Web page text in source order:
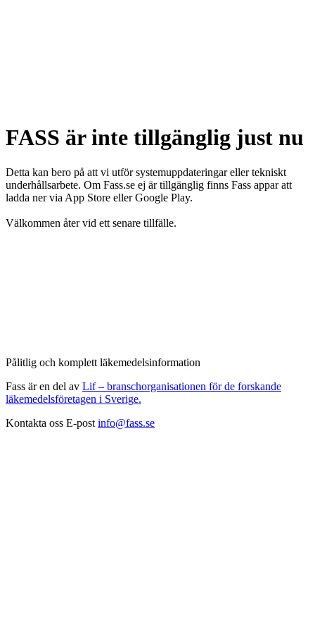
FASS är inte tillgänglig just nu
Detta kan bero på att vi utför systemuppdateringar eller tekniskt
underhållsarbete. Om Fass.se ej är tillgänglig finns Fass appar att
ladda ner via App Store eller Google Play.
Välkommen åter vid ett senare tillfälle.
Pålitlig och komplett läkemedelsinformation
Fass är en del av Lif – branschorganisationen för de forskande
läkemedelsföretagen i Sverige.
Kontakta oss E-post info@fass.se